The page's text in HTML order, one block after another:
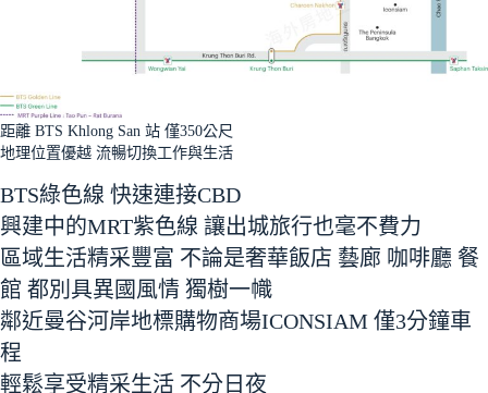
距離 BTS Khlong San 站 僅350公尺
地理位置優越 流暢切換工作與生活
BTS綠色線 快速連接CBD
興建中的MRT紫色線 讓出城旅行也毫不費力
區域生活精采豐富 不論是奢華飯店 藝廊 咖啡廳 餐
館 都別具異國風情 獨樹一幟
鄰近曼谷河岸地標購物商場ICONSIAM 僅3分鐘車
程
輕鬆享受精采生活 不分日夜